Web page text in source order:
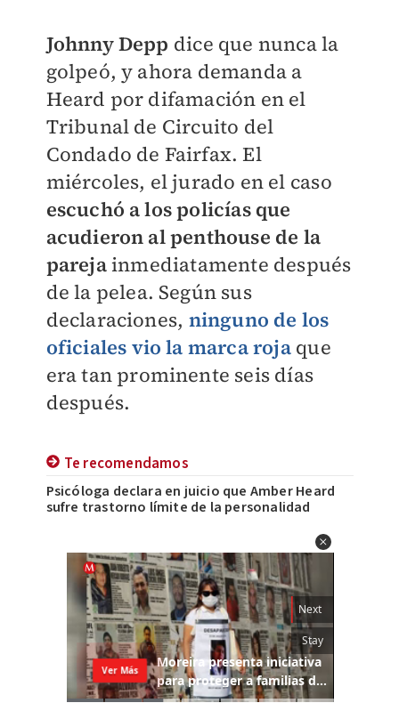
Johnny Depp dice que nunca la
golpeó, y ahora demanda a
Heard por difamación en el
Tribunal de Circuito del
Condado de Fairfax. El
miércoles, el jurado en el caso
escuchó a los policías que
acudieron al penthouse de la
parejainmediatamente después
de la pelea. Según sus
declaraciones, ninguno de los
oficiales vio la marca rojaque
era tan prominente seis días
después.
Te recomendamos
Psicóloga declara en juicio que Amber Heard
sufre trastorno límite de la personalidad